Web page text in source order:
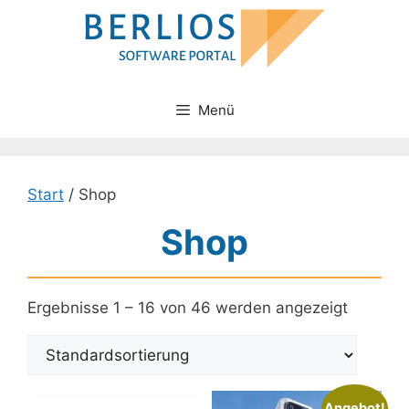
Menü
Start / Shop
Shop
Ergebnisse 1 – 16 von 46 werden angezeigt